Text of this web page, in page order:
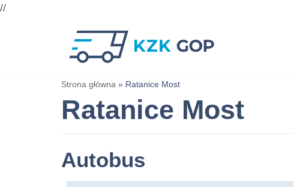
//
Strona główna » Ratanice Most
Ratanice Most
Autobus